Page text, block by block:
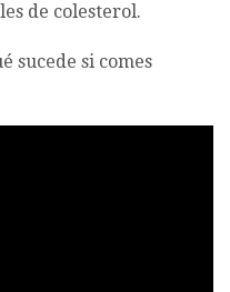
de colesterol.
sucede si comes